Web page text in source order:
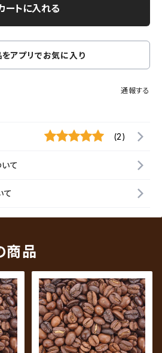
ートに入れる
アプリでお気に入り
通報する
(2)
て
て
商品